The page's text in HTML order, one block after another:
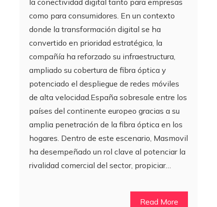
como para consumidores. En un contexto
donde la transformación digital se ha
convertido en prioridad estratégica, la
compañía ha reforzado su infraestructura,
ampliado su cobertura de fibra óptica y
potenciado el despliegue de redes móviles
de alta velocidad.España sobresale entre los
países del continente europeo gracias a su
amplia penetración de la fibra óptica en los
hogares. Dentro de este escenario, Masmovil
ha desempeñado un rol clave al potenciar la
rivalidad comercial del sector, propiciar…
Read More